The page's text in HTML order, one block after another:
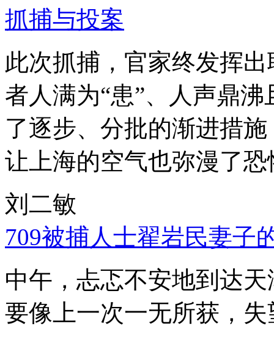
抓捕与投案
此次抓捕，官家终发挥
者人满为“患”、人声鼎
了逐步、分批的渐进措
让上海的空气也弥漫了
刘二敏
709被捕人士翟岩民妻子
中午，忐忑不安地到达
要像上一次一无所获，